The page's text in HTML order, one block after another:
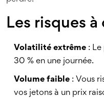
Les risques
Volatilité extrême : Le
30 % en une journée.
Volume faible : Vous
vos jetons à un prix